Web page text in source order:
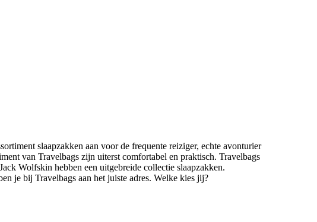
slaapzakken aan voor de frequente reiziger, echte avonturier
van Travelbags zijn uiterst comfortabel en praktisch. Travelbags
Wolfskin hebben een uitgebreide collectie slaapzakken.
je bij Travelbags aan het juiste adres. Welke kies jij?